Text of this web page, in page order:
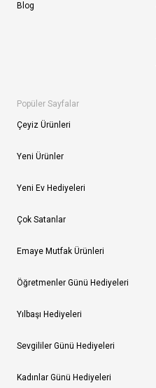
Blog
Popüler Sayfalar
Çeyiz Ürünleri
Yeni Ürünler
Yeni Ev Hediyeleri
Çok Satanlar
Emaye Mutfak Ürünleri
Öğretmenler Günü Hediyeleri
Yılbaşı Hediyeleri
Sevgililer Günü Hediyeleri
Kadınlar Günü Hediyeleri